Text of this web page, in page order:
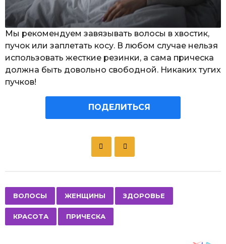
Мы рекомендуем завязывать волосы в хвостик,
пучок или заплетать косу. В любом случае нельзя
использовать жесткие резинки, а сама прическа
должна быть довольно свободной. Никаких тугих
пучков!
ПОДЕЛИТЬСЯ
a
g
ВОЛОСЫ ЖЕНЩИНЫ ЗДОРОВЬЕ
КРАСОТА ПРИЧЕСКА